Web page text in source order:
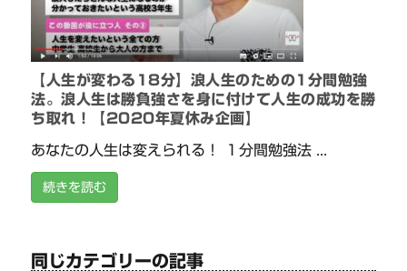
【人生が変わる18分】浪人生のための1分間勉強
法。浪人生は勝負強さを身に付けて人生の成功を勝
ち取れ！【2020年夏休み企画】
あなたの人生は変えられる！ １分間勉強法 ...
続きを読む
同じカテゴリーの記事